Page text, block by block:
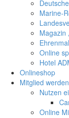
Marine-
Magazin
Online
Hotel
Onlineshop
Mitglied
Nutzen
Online